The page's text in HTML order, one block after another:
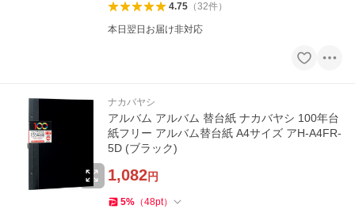
4.75（32件）
本日翌日お届け非対応
ナカバヤシ
アルバム アルバム 替台紙 ナカバヤシ 100年台
紙フリー アルバム替台紙 A4サイズ アH-A4FR-
5D (ブラック)
1,082円
5% （48pt）